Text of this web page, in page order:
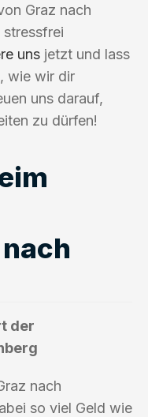
Graz nach
stressfrei
uns jetzt und lass
wie wir dir
uns darauf,
zu dürfen!
der
nach
so viel Geld wie